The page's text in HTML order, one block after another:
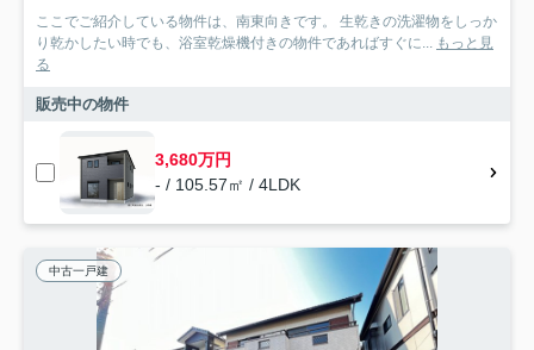
ここでご紹介している物件は、南東向きです。 生乾きの洗濯物をしっか
り乾かしたい時でも、浴室乾燥機付きの物件であればすぐに... もっと見
る
販売中の物件
3,680万円
- / 105.57㎡ / 4LDK
中古一戸建